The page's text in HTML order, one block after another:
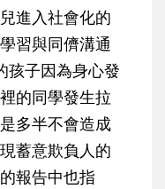
進入社會化的
習與同儕溝通
孩子因為身心發
的同學發生拉
多半不會造成
蓄意欺負人的
報告中也指